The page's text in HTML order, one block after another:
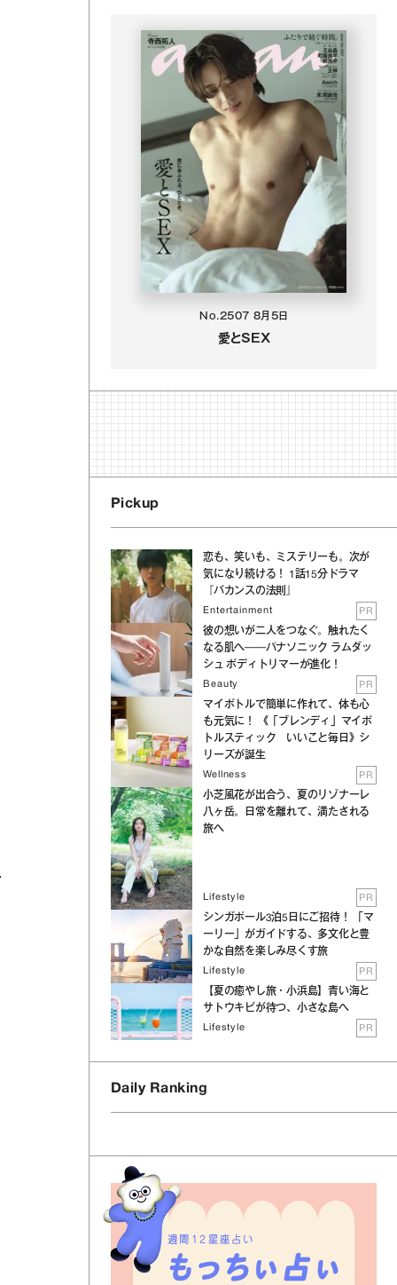
No.2507 8月5日
愛とSEX
Pickup
恋も、笑いも、ミステリーも。次が
気になり続ける！ 1話15分ドラマ
『バカンスの法則』
Entertainment PR
彼の想いが二人をつなぐ。触れたく
なる肌へ──パナソニック ラムダッ
シュ ボディトリマーが進化！
Beauty PR
マイボトルで簡単に作れて、体も心
も元気に！ 《「ブレンディ」マイボ
トルスティック いいこと毎日》シ
リーズが誕生
Wellness PR
小芝風花が出合う、夏のリゾナーレ
八ヶ岳。日常を離れて、満たされる
旅へ
Lifestyle PR
シンガポール3泊5日にご招待！ 「マ
ーリー」がガイドする、多文化と豊
かな自然を楽しみ尽くす旅
Lifestyle PR
【夏の癒やし旅・小浜島】青い海と
サトウキビが待つ、小さな島へ
Lifestyle PR
Daily Ranking
週間12星座占い